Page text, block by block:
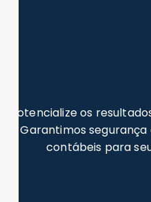
Potencialize os
Garantimos
contábeis para